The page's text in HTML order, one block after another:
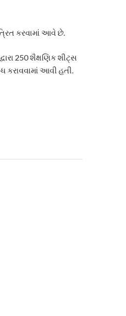
કરવામાં આવે છે.
250 શૈક્ષણિક શીટ્સ
કરાવવામાં આવી હતી.